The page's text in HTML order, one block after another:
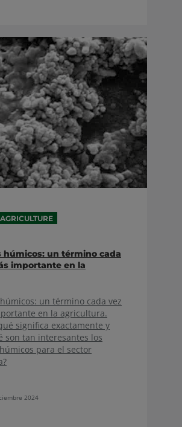
húmicos: un término cada
importante en la
un término cada vez
en la agricultura.
significa exactamente y
son tan interesantes los
para el sector
2024